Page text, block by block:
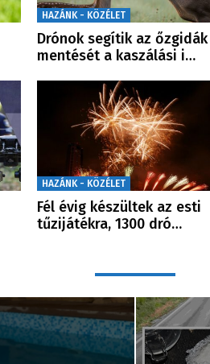
HAZÁNK - KÖZÉLET
Drónok segítik az őzgidák
mentését a kaszálási i…
HAZÁNK - KÖZÉLET
Fél évig készültek az esti
tűzijátékra, 1300 dró…